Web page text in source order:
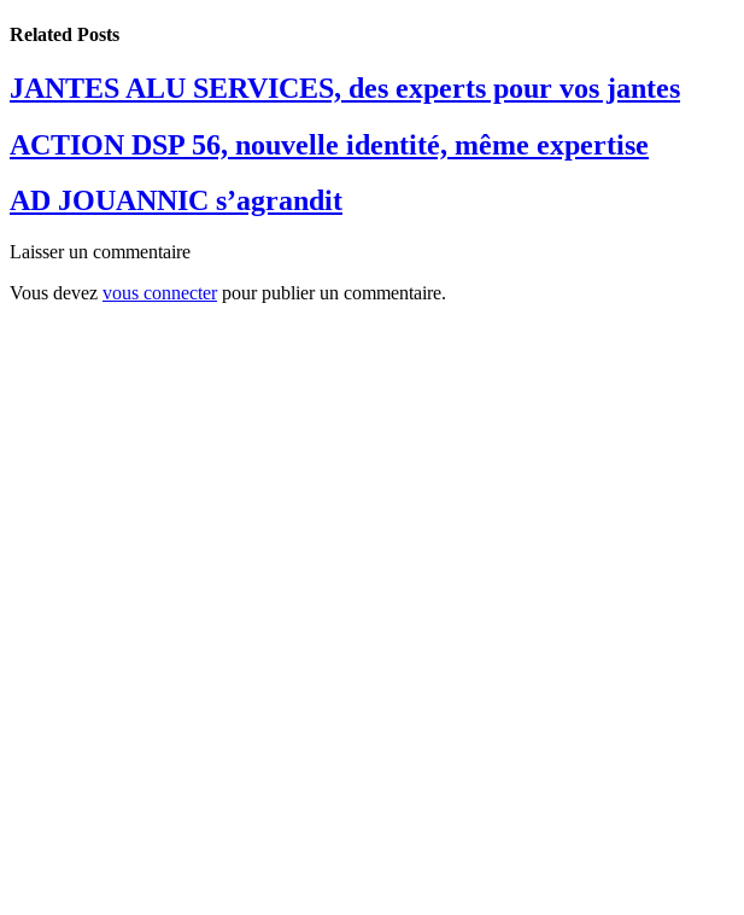
Related Posts
JANTES ALU SERVICES, des experts pour vos jantes
ACTION DSP 56, nouvelle identité, même expertise
AD JOUANNIC s’agrandit
Laisser un commentaire
Vous devez vous connecterpour publier un commentaire.